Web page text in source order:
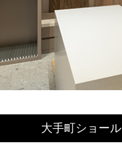
大手町ショー